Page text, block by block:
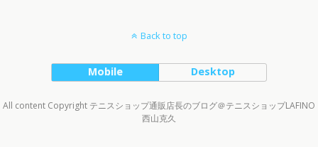
Back to top
Mobile Desktop
All content Copyright テニスショップ通販店長のブログ＠テニスショップLAFINO
西山克久